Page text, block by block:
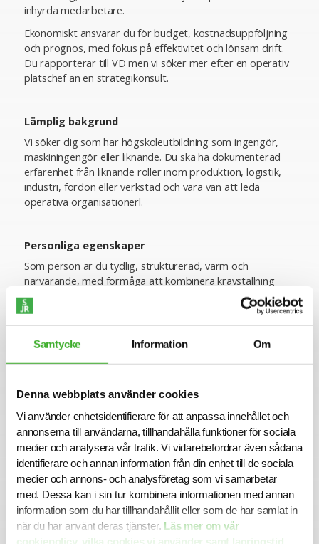
Samtycke Information Om
Denna webbplats använder cookies
Vi använder enhetsidentifierare för att anpassa innehållet och
annonserna till användarna, tillhandahålla funktioner för sociala
medier och analysera vår trafik. Vi vidarebefordrar även sådana
identifierare och annan information från din enhet till de sociala
medier och annons- och analysföretag som vi samarbetar
med. Dessa kan i sin tur kombinera informationen med annan
information som du har tillhandahållit eller som de har samlat in
när du har använt deras tjänster. Läs mer om vår
cookiepolicy, vilka cookies vi använder samt lagringstid
inhyrda medarbetare.
Ekonomiskt ansvarar du för budget, kostnadsuppföljning
och prognos, med fokus på effektivitet och lönsam drift.
Du rapporterar till VD men vi söker mer efter en operativ
platschef än en strategikonsult.
Lämplig bakgrund
Vi söker dig som har högskoleutbildning som ingengör,
maskiningengör eller liknande. Du ska ha dokumenterad
erfarenhet från liknande roller inom produktion, logistik,
industri, fordon eller verkstad och vara van att leda
operativa organisationerl.
Personliga egenskaper
Som person är du tydlig, strukturerad, varm och
närvarande, med förmåga att kombinera kravställning
med förtroende och kommunikation. Du är
lösningsorienterad, stresstålig och van att arbeta i miljöer
med högt tempo och tydliga leveranskrav. Du behöver
kunna kommunicera, motivera, övertyga och hantera
Ansökan
För mer information om tjänsten är du välkommen att
kontakta ansvarig Konsultchef Emma Hultberg på
0766471641. Vi intervjuar löpande och tjänsten kan
komma att tillsättas innan ansökningstiden har gått ut.
Sista ansökningsdag är 2026-06-01.
Varmt välkommen med din ansökan!